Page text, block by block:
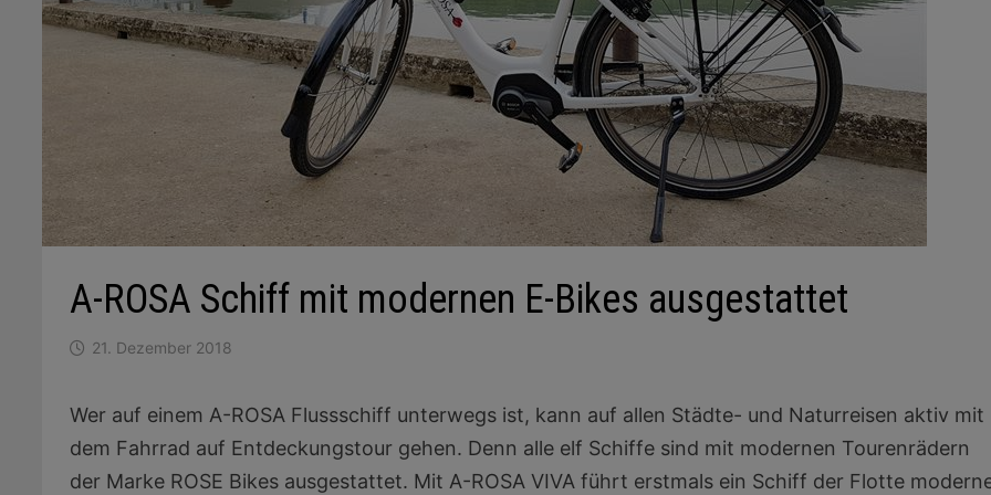
A-ROSA Schiff mit modernen E-Bikes ausgestattet
21. Dezember 2018
Wer auf einem A-ROSA Flussschiff unterwegs ist, kann auf allen Städte- und Naturreisen aktiv mit
dem Fahrrad auf Entdeckungstour gehen. Denn alle elf Schiffe sind mit modernen Tourenrädern
der Marke ROSE Bikes ausgestattet. Mit A-ROSA VIVA führt erstmals ein Schiff der Flotte